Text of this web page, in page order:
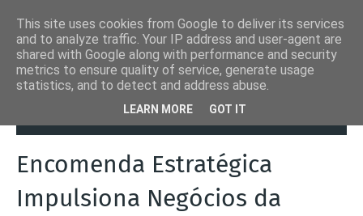
Autoads.pt
Encomenda Estratégica Impulsiona
Encomenda Estratégica
Impulsiona Negócios da
This site uses cookies from Google to deliver its services
and to analyze traffic. Your IP address and user-agent are
shared with Google along with performance and security
metrics to ensure quality of service, generate usage
statistics, and to detect and address abuse.
LEARN MORE GOT IT